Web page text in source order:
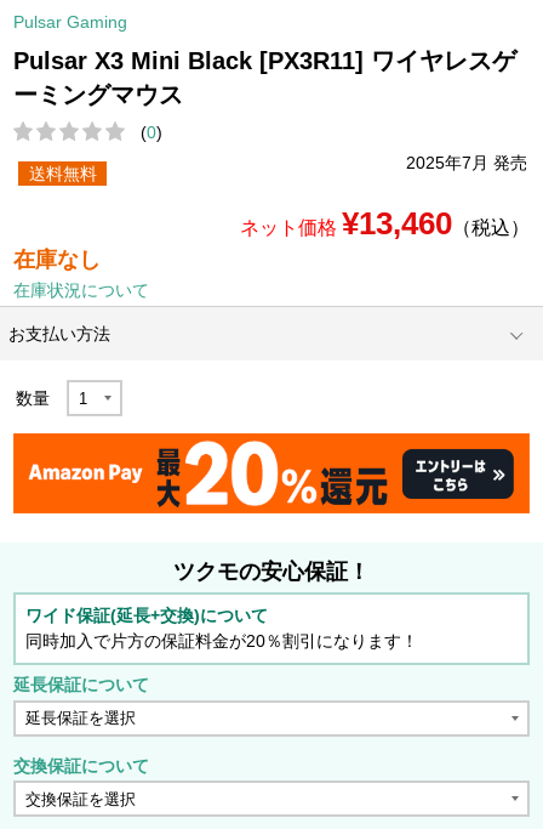
Pulsar Gaming
Pulsar X3 Mini Black [PX3R11] ワイヤレスゲ
ーミングマウス
(0)
2025年7月 発売
送料無料
ネット価格 ¥13,460（税込）
在庫なし
在庫状況について
お支払い方法
数量
ツクモの安心保証！
ワイド保証(延長+交換)について
同時加入で片方の保証料金が20％割引になります！
延長保証について
交換保証について